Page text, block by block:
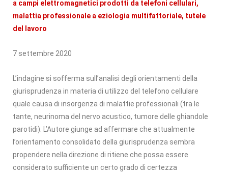
a campi elettromagnetici prodotti da telefoni cellulari,
malattia professionale a eziologia multifattoriale, tutele
del lavoro
7 settembre 2020
L’indagine si sofferma sull’analisi degli orientamenti della
giurisprudenza in materia di utilizzo del telefono cellulare
quale causa di insorgenza di malattie professionali (tra le
tante, neurinoma del nervo acustico, tumore delle ghiandole
parotidi). L’Autore giunge ad affermare che attualmente
l’orientamento consolidato della giurisprudenza sembra
propendere nella direzione di ritiene che possa essere
considerato sufficiente un certo grado di certezza